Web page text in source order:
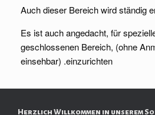
Auch dieser Bereich wird ständig
Es ist auch angedacht, für
geschlossenen Bereich, (ohne
einsehbar) .einzurichten
Herzlich Willkommen in unserem